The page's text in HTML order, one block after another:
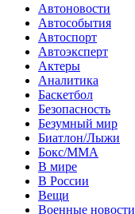
Автоновости
Автособытия
Автоспорт
Автоэксперт
Актеры
Аналитика
Баскетбол
Безопасность
Безумный мир
Биатлон/Лыжи
Бокс/MMA
В мире
В России
Вещи
Военные новости